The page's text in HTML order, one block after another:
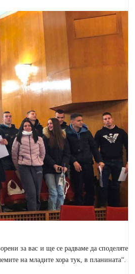
за вас и ще се радваме да споделяте
на младите хора тук, в планината“.